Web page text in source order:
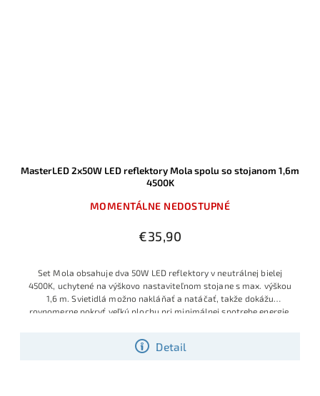
MasterLED 2x50W LED reflektory Mola spolu so stojanom 1,6m
4500K
MOMENTÁLNE NEDOSTUPNÉ
€35,90
Detail
Set Mola obsahuje dva 50W LED reflektory v neutrálnej bielej
4500K, uchytené na výškovo nastaviteľnom stojane s max. výškou
1,6 m. Svietidlá možno nakláňať a natáčať, takže dokážu
rovnomerne pokryť veľkú plochu pri minimálnej spotrebe energie.